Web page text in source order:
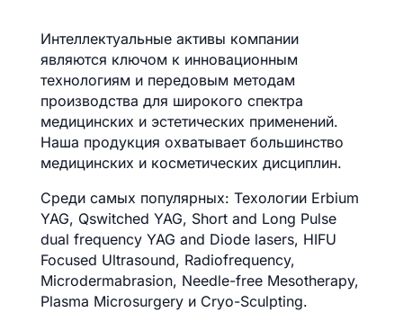
Интеллектуальные активы компании
являются ключом к инновационным
технологиям и передовым методам
производства для широкого спектра
медицинских и эстетических применений.
Наша продукция охватывает большинство
медицинских и косметических дисциплин.
Среди самых популярных: Техологии Erbium
YAG, Qswitched YAG, Short and Long Pulse
dual frequency YAG and Diode lasers, HIFU
Focused Ultrasound, Radiofrequency,
Microdermabrasion, Needle-free Mesotherapy,
Plasma Microsurgery и Cryo-Sculpting.